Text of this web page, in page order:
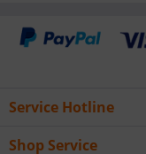
Service Hotline
Shop Service